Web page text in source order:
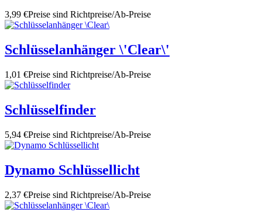
3,99 €Preise sind Richtpreise/Ab-Preise
Schlüsselanhänger \'Clear\'
1,01 €Preise sind Richtpreise/Ab-Preise
Schlüsselfinder
5,94 €Preise sind Richtpreise/Ab-Preise
Dynamo Schlüssellicht
2,37 €Preise sind Richtpreise/Ab-Preise